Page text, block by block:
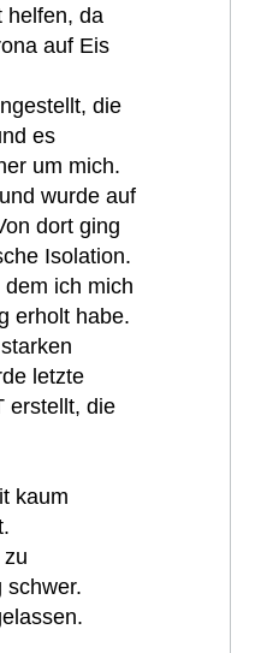
helfen, da
auf Eis
die
es
um mich.
wurde auf
dort ging
Isolation.
ich mich
erholt habe.
letzte
erstellt, die
kaum
schwer.